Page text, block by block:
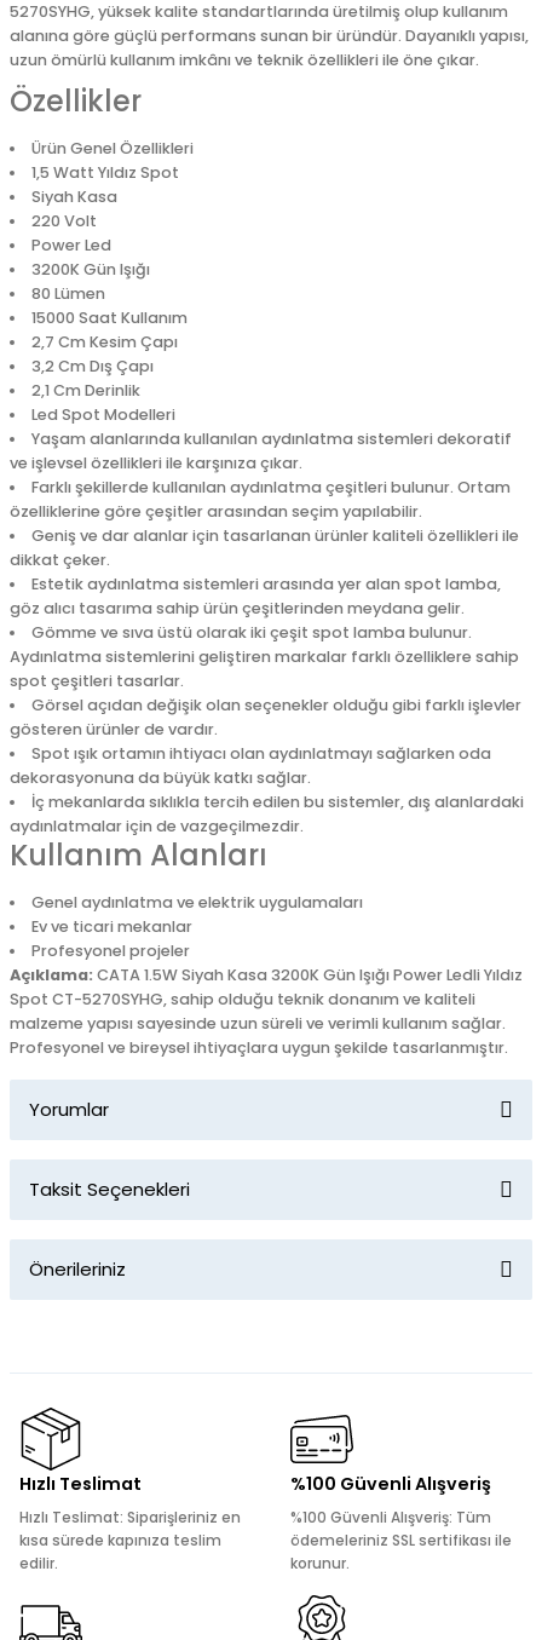
5270SYHG, yüksek kalite standartlarında üretilmiş olup kullanım
alanına göre güçlü performans sunan bir üründür. Dayanıklı yapısı,
uzun ömürlü kullanım imkânı ve teknik özellikleri ile öne çıkar.
Özellikler
Ürün Genel Özellikleri
1,5 Watt Yıldız Spot
Siyah Kasa
220 Volt
Power Led
3200K Gün Işığı
80 Lümen
15000 Saat Kullanım
2,7 Cm Kesim Çapı
3,2 Cm Dış Çapı
2,1 Cm Derinlik
Led Spot Modelleri
Yaşam alanlarında kullanılan aydınlatma sistemleri dekoratif
ve işlevsel özellikleri ile karşınıza çıkar.
Farklı şekillerde kullanılan aydınlatma çeşitleri bulunur. Ortam
özelliklerine göre çeşitler arasından seçim yapılabilir.
Geniş ve dar alanlar için tasarlanan ürünler kaliteli özellikleri ile
dikkat çeker.
Estetik aydınlatma sistemleri arasında yer alan spot lamba,
göz alıcı tasarıma sahip ürün çeşitlerinden meydana gelir.
Gömme ve sıva üstü olarak iki çeşit spot lamba bulunur.
Aydınlatma sistemlerini geliştiren markalar farklı özelliklere sahip
spot çeşitleri tasarlar.
Görsel açıdan değişik olan seçenekler olduğu gibi farklı işlevler
gösteren ürünler de vardır.
Spot ışık ortamın ihtiyacı olan aydınlatmayı sağlarken oda
dekorasyonuna da büyük katkı sağlar.
İç mekanlarda sıklıkla tercih edilen bu sistemler, dış alanlardaki
aydınlatmalar için de vazgeçilmezdir.
Kullanım Alanları
Genel aydınlatma ve elektrik uygulamaları
Ev ve ticari mekanlar
Profesyonel projeler
Açıklama: CATA 1.5W Siyah Kasa 3200K Gün Işığı Power Ledli Yıldız
Spot CT-5270SYHG, sahip olduğu teknik donanım ve kaliteli
malzeme yapısı sayesinde uzun süreli ve verimli kullanım sağlar.
Profesyonel ve bireysel ihtiyaçlara uygun şekilde tasarlanmıştır.
Yorumlar
Taksit Seçenekleri
Önerileriniz
kullanarak tarafımıza iletebilirsiniz.
Görüş ve önerileriniz için teşekkür ederiz.
Ürün resmi kalitesiz, bozuk veya görüntülenemiyor.
Ürün bilgilerinde hatalar bulunuyor.
Ürün fiyatı diğer sitelerden daha pahalı.
Bu ürüne benzer farklı alternatifler olmalı.
Hızlı Teslimat
Hızlı Teslimat: Siparişleriniz en
kısa sürede kapınıza teslim
edilir.
%100 Güvenli Alışveriş
%100 Güvenli Alışveriş: Tüm
ödemeleriniz SSL sertifikası ile
korunur.